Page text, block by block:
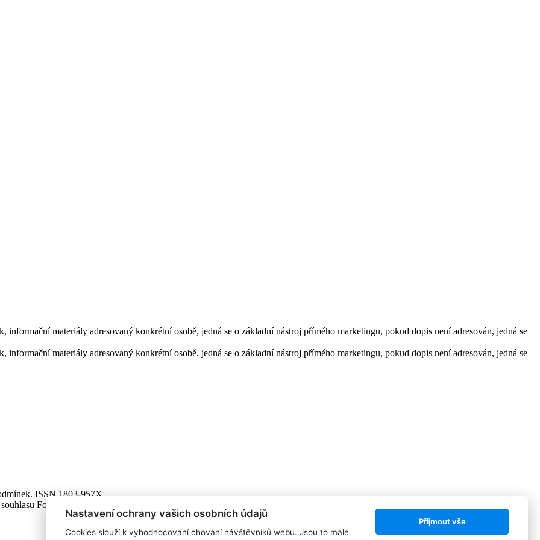
materiály adresovaný konkrétní osobě, jedná se o základní nástroj přímého marketingu, pokud dopis není adresován, jedná se
materiály adresovaný konkrétní osobě, jedná se o základní nástroj přímého marketingu, pokud dopis není adresován, jedná se
ISSN 1803-957X
Focus Agency, s.r.o. zakázáno.
Nastavení ochrany vašich osobních údajů
Cookies slouží k vyhodnocování chování návštěvníků webu. Jsou to malé
Přijmout vše